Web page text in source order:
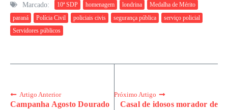
Marcado: 10ª SDP homenagem londrina
Medalha de Mérito
paraná
Polícia Civil policiais civis segurança pública
serviço policial
Servidores públicos
Artigo Anterior
Campanha Agosto Dourado
Próximo Artigo
Casal de idosos morador de